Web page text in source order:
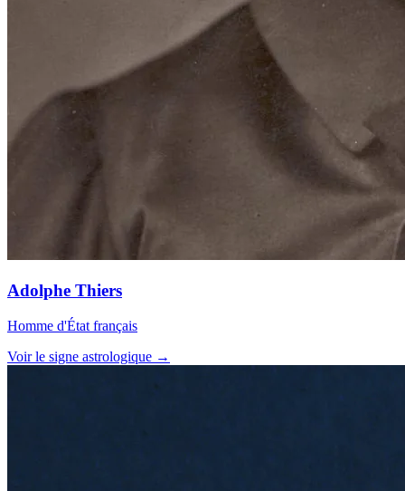
Adolphe Thiers
Homme d'État français
Voir le signe astrologique →